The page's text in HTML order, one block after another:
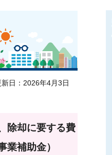
日：2026年4月3日
除却に要する費
補助金）